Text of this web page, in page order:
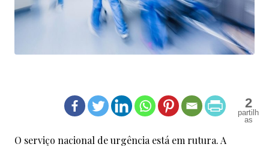
2
O serviço nacional de urgência está em rutura. A